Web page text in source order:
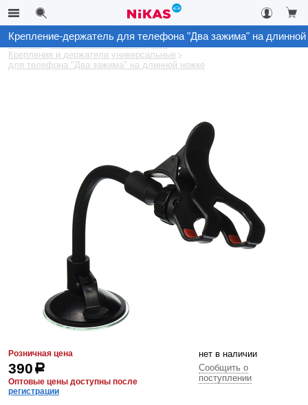
Каталог
Автомобильные аксессуары
Крепления и держатели универсальные
для телефона "Два зажима" на длинной ножке
Крепление-держатель для телефона "Два зажима" на длинной
Розничная цена
390р
Оптовые цены доступны после
регистрации
нет в наличии
Сообщить о
поступлении